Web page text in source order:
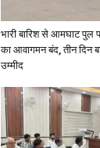
भारी बारिश से आमघाट पुल
का आवागमन बंद, तीन दिन
उम्मीद